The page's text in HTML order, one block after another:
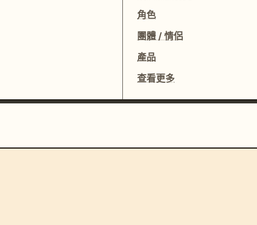
角色
團體 / 情侶
產品
查看更多